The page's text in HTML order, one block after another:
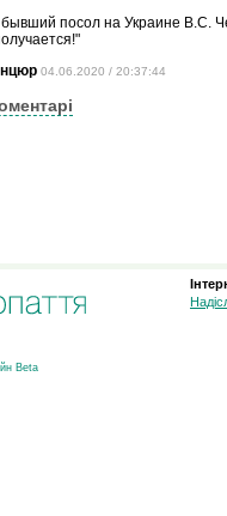
бывший посол на Украине В.С.
04.06.2020 / 20:37:44
Beta